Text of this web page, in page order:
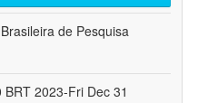
de Pesquisa
2023-Fri Dec 31